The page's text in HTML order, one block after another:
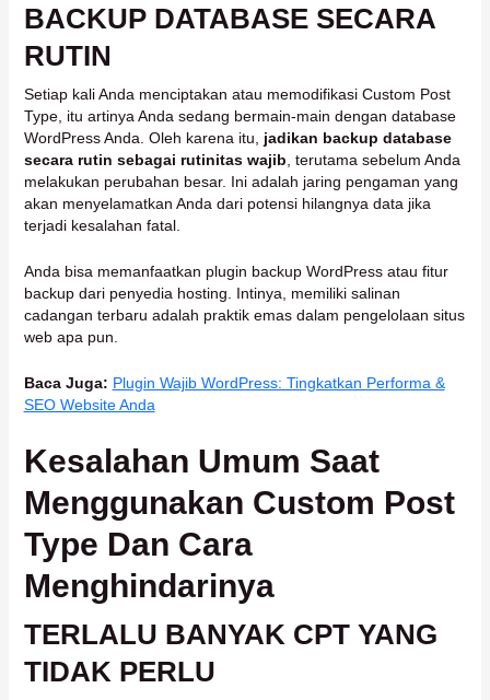
BACKUP DATABASE SECARA
RUTIN
Setiap kali Anda menciptakan atau memodifikasi Custom Post
Type, itu artinya Anda sedang bermain-main dengan database
WordPress Anda. Oleh karena itu, jadikan backup database
secara rutin sebagai rutinitas wajib , terutama sebelum Anda
melakukan perubahan besar. Ini adalah jaring pengaman yang
akan menyelamatkan Anda dari potensi hilangnya data jika
terjadi kesalahan fatal.
Anda bisa memanfaatkan plugin backup WordPress atau fitur
backup dari penyedia hosting. Intinya, memiliki salinan
cadangan terbaru adalah praktik emas dalam pengelolaan situs
web apa pun.
Baca Juga: Plugin Wajib WordPress: Tingkatkan Performa &
SEO Website Anda
Kesalahan Umum Saat
Menggunakan Custom Post
Type Dan Cara
Menghindarinya
TERLALU BANYAK CPT YANG
TIDAK PERLU